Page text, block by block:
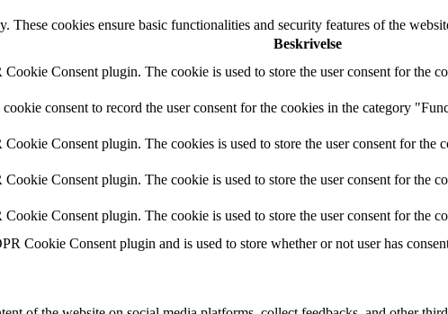
cookies ensure basic functionalities and security features of the
Beskrivelse
Consent plugin. The cookie is used to store the user consent for the
consent to record the user consent for the cookies in the category
Consent plugin. The cookies is used to store the user consent for the
Consent plugin. The cookie is used to store the user consent for the
Consent plugin. The cookie is used to store the user consent for the
Cookie Consent plugin and is used to store whether or not user has